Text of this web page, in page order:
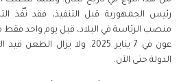
رئيس الجمهورية قبل التنفيذ، فقد نُفّذ
منصب الرئاسة في البلاد، قبل يوم واحد
عون في 7 يناير 2025. ولا
الدولة حتى الآن.